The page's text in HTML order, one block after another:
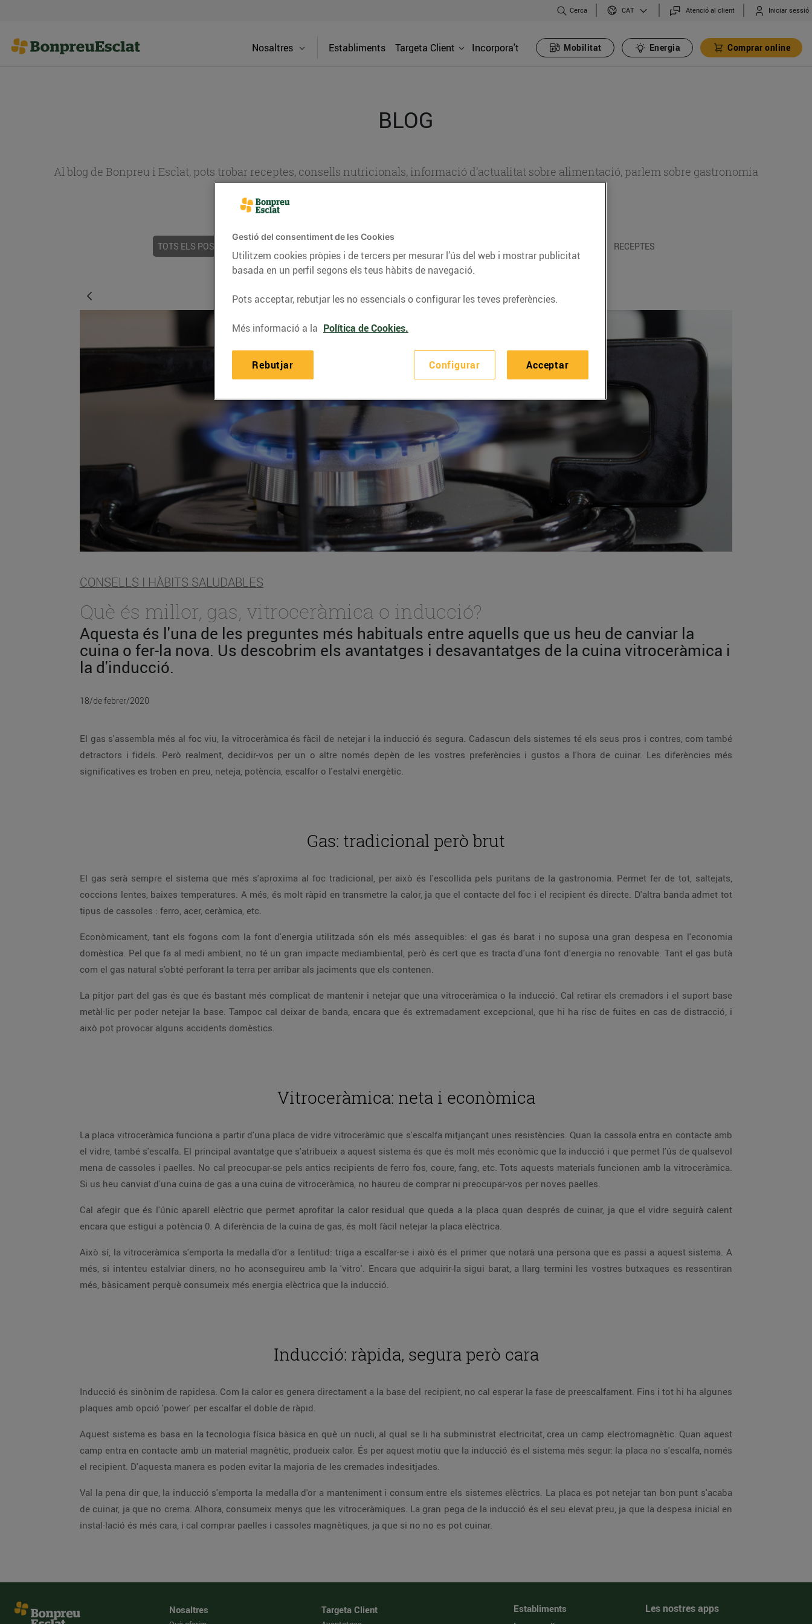
Cerca CAT Atenció al client Iniciar sessió
Nosaltres Establiments Targeta Client Incorpora't Mobilitat Energia Comprar online
BLOG
Al blog de Bonpreu i Esclat, pots trobar receptes, consells nutricionals, informació d’actualitat sobre alimentació, parlem sobre gastronomia
TOTS ELS POSTS RECEPTES
CONSELLS I HÀBITS SALUDABLES
Què és millor, gas, vitroceràmica o inducció?
Aquesta és l'una de les preguntes més habituals entre aquells que us heu de canviar la
cuina o fer-la nova. Us descobrim els avantatges i desavantatges de la cuina vitroceràmica i
la d'inducció.
18/de febrer/2020
El gas s'assembla més al foc viu, la vitroceràmica és fàcil de netejar i la inducció és segura. Cadascun dels sistemes té els seus pros i contres, com també
detractors i fidels. Però realment, decidir-vos per un o altre només depèn de les vostres preferències i gustos a l'hora de cuinar. Les diferències més
significatives es troben en preu, neteja, potència, escalfor o l'estalvi energètic.
Gas: tradicional però brut
El gas serà sempre el sistema que més s'aproxima al foc tradicional, per això és l'escollida pels puritans de la gastronomia. Permet fer de tot, saltejats,
coccions lentes, baixes temperatures. A més, és molt ràpid en transmetre la calor, ja que el contacte del foc i el recipient és directe. D'altra banda admet tot
tipus de cassoles : ferro, acer, ceràmica, etc.
Econòmicament, tant els fogons com la font d'energia utilitzada són els més assequibles: el gas és barat i no suposa una gran despesa en l'economia
domèstica. Pel que fa al medi ambient, no té un gran impacte mediambiental, però és cert que es tracta d'una font d'energia no renovable. Tant el gas butà
com el gas natural s'obté perforant la terra per arribar als jaciments que els contenen.
La pitjor part del gas és que és bastant més complicat de mantenir i netejar que una vitroceràmica o la inducció. Cal retirar els cremadors i el suport base
metàl·lic per poder netejar la base. Tampoc cal deixar de banda, encara que és extremadament excepcional, que hi ha risc de fuites en cas de distracció, i
això pot provocar alguns accidents domèstics.
Vitroceràmica: neta i econòmica
La placa vitroceràmica funciona a partir d'una placa de vidre vitroceràmic que s'escalfa mitjançant unes resistències. Quan la cassola entra en contacte amb
el vidre, també s'escalfa. El principal avantatge que s'atribueix a aquest sistema és que és molt més econòmic que la inducció i que permet l'ús de qualsevol
mena de cassoles i paelles. No cal preocupar-se pels antics recipients de ferro fos, coure, fang, etc. Tots aquests materials funcionen amb la vitroceràmica.
Si us heu canviat d'una cuina de gas a una cuina de vitroceràmica, no haureu de comprar ni preocupar-vos per noves paelles.
Cal afegir que és l'únic aparell elèctric que permet aprofitar la calor residual que queda a la placa quan després de cuinar, ja que el vidre seguirà calent
encara que estigui a potència 0. A diferència de la cuina de gas, és molt fàcil netejar la placa elèctrica.
Això sí, la vitroceràmica s'emporta la medalla d'or a lentitud: triga a escalfar-se i això és el primer que notarà una persona que es passi a aquest sistema. A
més, si intenteu estalviar diners, no ho aconseguireu amb la 'vitro'. Encara que adquirir-la sigui barat, a llarg termini les vostres butxaques es ressentiran
més, bàsicament perquè consumeix més energia elèctrica que la inducció.
Inducció: ràpida, segura però cara
Inducció és sinònim de rapidesa. Com la calor es genera directament a la base del recipient, no cal esperar la fase de preescalfament. Fins i tot hi ha algunes
plaques amb opció 'power' per escalfar el doble de ràpid.
Aquest sistema es basa en la tecnologia física bàsica en què un nucli, al qual se li ha subministrat electricitat, crea un camp electromagnètic. Quan aquest
camp entra en contacte amb un material magnètic, produeix calor. És per aquest motiu que la inducció és el sistema més segur: la placa no s'escalfa, només
el recipient. D'aquesta manera es poden evitar la majoria de les cremades indesitjades.
Val la pena dir que, la inducció s'emporta la medalla d'or a manteniment i consum entre els sistemes elèctrics. La placa es pot netejar tan bon punt s'acaba
de cuinar, ja que no crema. Alhora, consumeix menys que les vitroceràmiques. La gran pega de la inducció és el seu elevat preu, ja que la despesa inicial en
instal·lació és més cara, i cal comprar paelles i cassoles magnètiques, ja que si no no es pot cuinar.
Nosaltres Targeta Client
Establiments
Les nostres apps
Gestió del consentiment de les Cookies
Utilitzem cookies pròpies i de tercers per mesurar l’ús del web i mostrar publicitat
basada en un perfil segons els teus hàbits de navegació.
Pots acceptar, rebutjar les no essencials o configurar les teves preferències.
Més informació a la Política de Cookies.
Configurar
Rebutjar Acceptar